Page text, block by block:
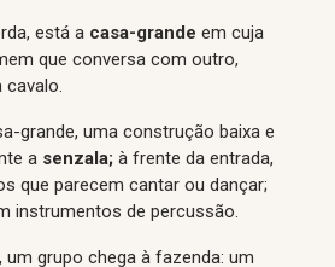
está a casa-grande em cuja
que conversa com outro,
cavalo.
grande, uma construção baixa e
a senzala; à frente da entrada,
que parecem cantar ou dançar;
instrumentos de percussão.
um grupo chega à fazenda: um